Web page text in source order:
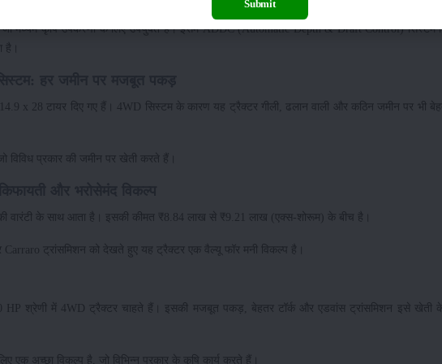
जो मध्यम कृषि उपकरणों के लिए उपयुक्त है। इसमें ADDC (Automatic Depth & Draft Control) सिस्टम
x 28 टायर दिए गए हैं। 4WD सिस्टम के कारण यह ट्रैक्टर गीली, ढलान वाली और कठिन जमीन पर भी
विविध प्रकार की जमीन पर खेती करते हैं।
वारंटी के साथ आता है। इसकी कीमत ₹8.84 लाख से ₹9.21 लाख (एक्स-शोरूम) के बीच है।
ट्रांसमिशन को देखते हुए यह ट्रैक्टर एक वैल्यू फॉर मनी विकल्प है।
HP श्रेणी में 4WD ट्रैक्टर चाहते हैं। इसकी मजबूत पकड़, बेहतर टॉर्क और एडवांस ट्रांसमिशन इसे खेती
एक अच्छा विकल्प है, जो विभिन्न प्रकार के कृषि कार्य करते हैं।
Submit